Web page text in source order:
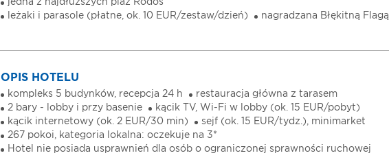
jedna z najdłuższych plaż Rodos
leżaki i parasole (płatne, ok. 10 EUR/zestaw/dzień)
nagradzana Błękitną Flagą
OPIS HOTELU
kompleks 5 budynków, recepcja 24 h
restauracja główna z tarasem
2 bary - lobby i przy basenie
kącik TV, Wi-Fi w lobby (ok. 15 EUR/pobyt)
kącik internetowy (ok. 2 EUR/30 min)
sejf (ok. 15 EUR/tydz.), minimarket
267 pokoi, kategoria lokalna: oczekuje na 3*
Hotel nie posiada usprawnień dla osób o ograniczonej sprawności ruchowej